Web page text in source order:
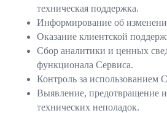
техническая поддержка.
Информирование об
Оказание клиентской
Сбор аналитики и ценных
функционала Сервиса.
Контроль за использованием
Выявление, предотвращение
технических неполадок.